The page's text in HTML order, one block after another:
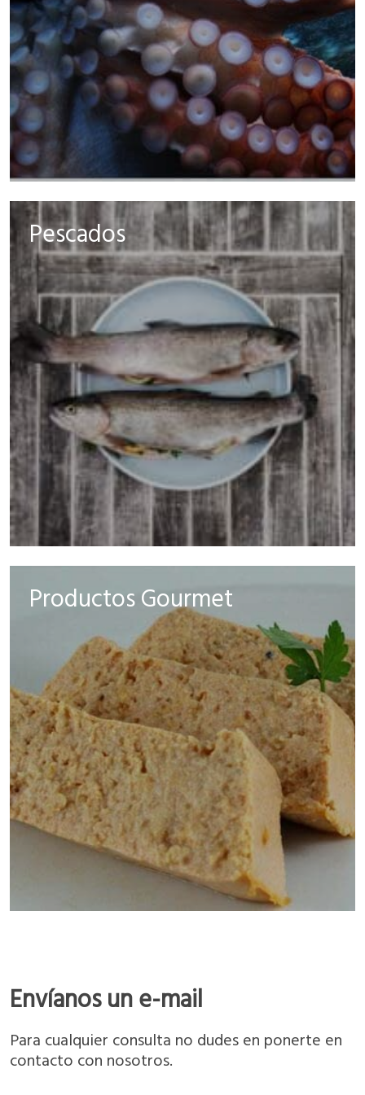
Pescados
Productos Gourmet
Envíanos un e-mail
Para cualquier consulta no dudes en ponerte en
contacto con nosotros.